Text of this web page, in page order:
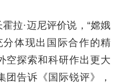
·迈尼评价说，“嫦娥
分体现出国际合作的精
空探索和科研作出更大
团告诉《国际锐评》，